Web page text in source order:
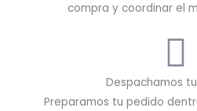
compra y coordinar el
Despachamos
Preparamos tu pedido